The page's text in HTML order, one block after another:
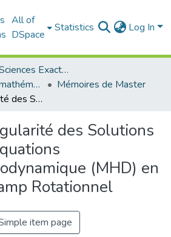
All of
DSpace
Statistics Log In
Faculté des Sciences Exactes et de l'Informatique
Département des mathématiques et informatique
Mémoires de Master
Critère de Régularité des Solutions Faibles des Equations Magnétohydrodynamique (MHD) en Terme de Champ Rotationnel
des Solutions
(MHD) en
Rotationnel
item page